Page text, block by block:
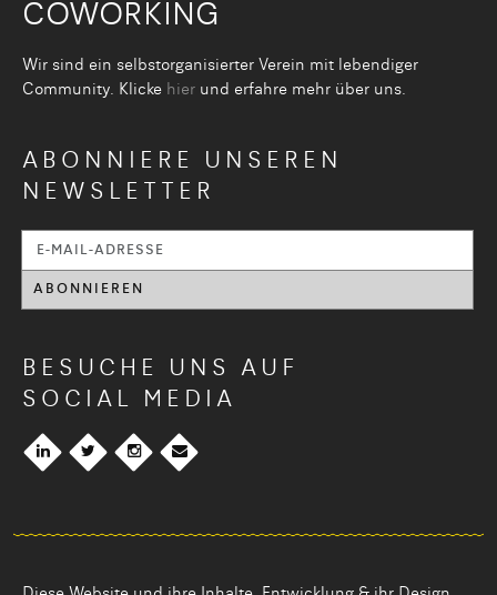
COWORKING
Wir sind ein selbstorganisier­ter Verein mit lebendiger
Community. Klicke hier und erfahre mehr über uns.
ABONNIERE UNSEREN
NEWSLETTER
BESUCHE UNS AUF
SOCIAL MEDIA